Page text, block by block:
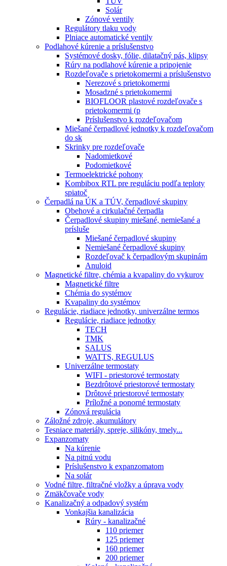
Solár
Zónové ventily
Regulátory tlaku vody
Plniace automatické ventily
Podlahové kúrenie a príslušenstvo
Systémové dosky, fólie, dilatačný pás, klipsy
Rúry na podlahové kúrenie a pripojenie
Rozdeľovače s prietokomermi a príslušenstvo
Nerezové s prietokomermi
Mosadzné s prietokomermi
BIOFLOOR plastové rozdeľovače s
prietokomermi (p
Príslušenstvo k rozdeľovačom
Miešané čerpadlové jednotky k rozdeľovačom
do sk
Skrinky pre rozdeľovače
Nadomietkové
Podomietkové
Termoelektrické pohony
Kombibox RTL pre reguláciu podľa teploty
spiatoč
Čerpadlá na ÚK a TÚV, čerpadlové skupiny
Obehové a cirkulačné čerpadla
Čerpadlové skupiny miešané, nemiešané a
prísluše
Miešané čerpadlové skupiny
Nemiešané čerpadlové skupiny
Rozdeľovač k čerpadlovým skupinám
Anuloid
Magnetické filtre, chémia a kvapaliny do vykurov
Magnetické filtre
Chémia do systémov
Kvapaliny do systémov
Regulácie, riadiace jednotky, univerzálne termos
Regulácie, riadiace jednotky
TECH
TMK
SALUS
WATTS, REGULUS
Univerzálne termostaty
WIFI - priestorové termostaty
Bezdrôtové priestorové termostaty
Drôtové priestorové termostaty
Príložné a ponorné termostaty
Zónová regulácia
Záložné zdroje, akumulátory
Tesniace materiály, spreje, silikóny, tmely...
Expanzomaty
Na kúrenie
Na pitnú vodu
Príslušenstvo k expanzomatom
Na solár
Vodné filtre, filtračné vložky a úprava vody
Zmäkčovače vody
Kanalizačný a odpadový systém
Vonkajšia kanalizácia
Rúry - kanalizačné
110 priemer
125 priemer
160 priemer
200 priemer